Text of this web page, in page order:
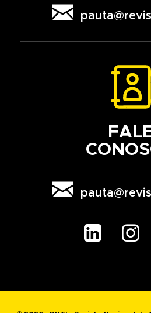


 